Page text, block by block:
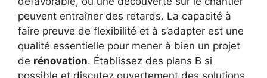
peuvent entraîner des retards. La capacité à
faire preuve de flexibilité et à s’adapter est une
qualité essentielle pour mener à bien un projet
de rénovation. Établissez des plans B si